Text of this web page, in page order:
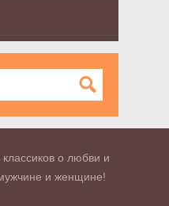
о любви и
и женщине!